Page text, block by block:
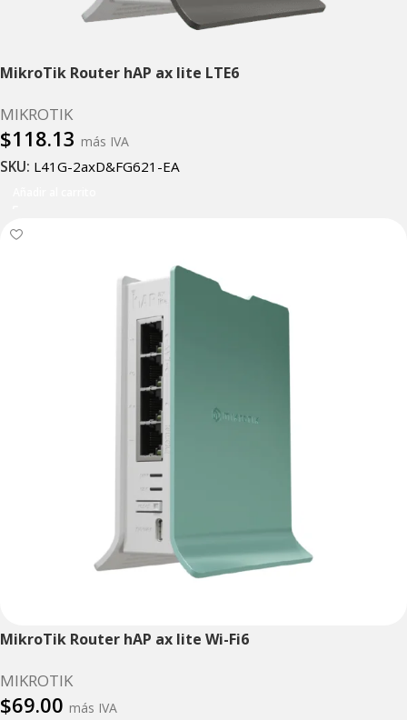
MikroTik Router hAP ax lite LTE6
MIKROTIK
$118.13 más IVA
SKU: L41G-2axD&FG621-EA
MikroTik Router hAP ax lite Wi-Fi6
MIKROTIK
$69.00 más IVA